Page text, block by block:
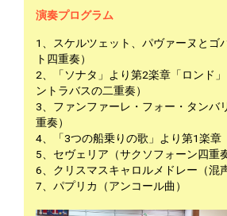
演奏プログラム
1、スケルツェット、パヴァーヌとゴ
ト四重奏）
2、「ソナタ」より第2楽章「ロンド
ントラバスの二重奏）
3、ファンファーレ・フォー・タンバ
重奏）
4、「3つの船乗りの歌」より第1楽章
5、セヴェリア（サクソフォーン四重
6、クリスマスキャロルメドレー（混
7、パプリカ（アンコール曲）